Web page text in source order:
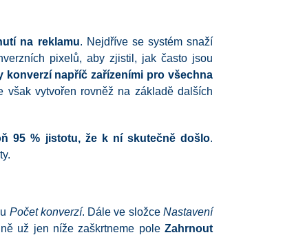
na reklamu. Nejdříve se systém snaží
pixelů, aby zjistil, jak často jsou
konverzí napříč zařízeními pro všechna
však vytvořen rovněž na základě dalších
95 % jistotu, že k ní skutečně došlo.
Počet konverzí. Dále ve složceNastavení
už jen níže zaškrtneme pole Zahrnout